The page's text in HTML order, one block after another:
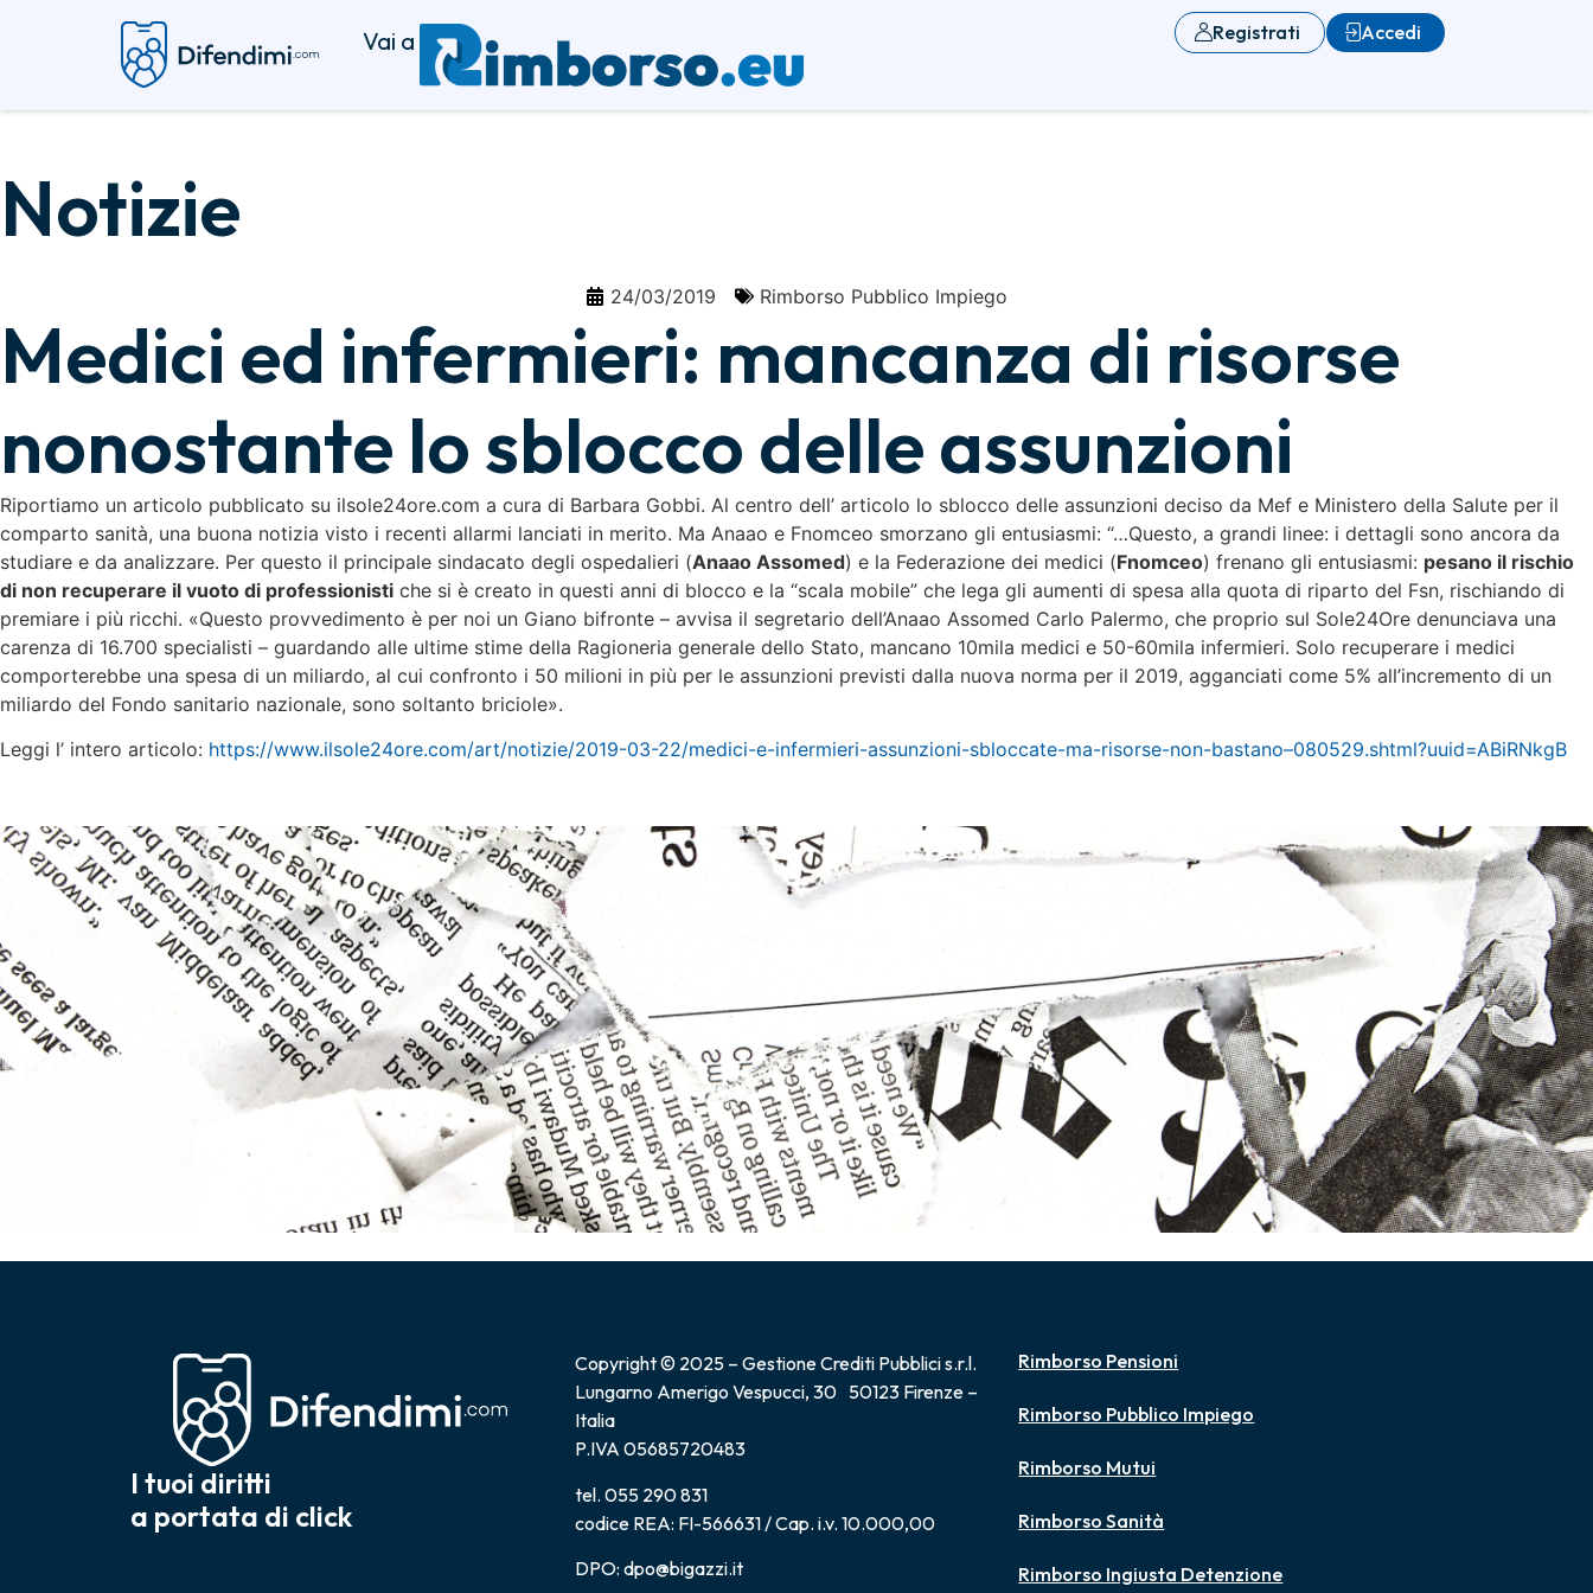
Vai a Accedi
Registrati
Notizie
24/03/2019 Rimborso Pubblico Impiego
Medici ed infermieri: mancanza di risorse
nonostante lo sblocco delle assunzioni
Riportiamo un articolo pubblicato su ilsole24ore.com a cura di Barbara Gobbi. Al centro dell’ articolo lo sblocco delle assunzioni deciso da Mef e Ministero della Salute per il
comparto sanità, una buona notizia visto i recenti allarmi lanciati in merito. Ma Anaao e Fnomceo smorzano gli entusiasmi: “…Questo, a grandi linee: i dettagli sono ancora da
studiare e da analizzare. Per questo il principale sindacato degli ospedalieri (Anaao Assomed) e la Federazione dei medici (Fnomceo) frenano gli entusiasmi: pesano il rischio
di non recuperare il vuoto di professionisti che si è creato in questi anni di blocco e la “scala mobile” che lega gli aumenti di spesa alla quota di riparto del Fsn, rischiando di
premiare i più ricchi. «Questo provvedimento è per noi un Giano bifronte – avvisa il segretario dell’Anaao Assomed Carlo Palermo, che proprio sul Sole24Ore denunciava una
carenza di 16.700 specialisti – guardando alle ultime stime della Ragioneria generale dello Stato, mancano 10mila medici e 50-60mila infermieri. Solo recuperare i medici
comporterebbe una spesa di un miliardo, al cui confronto i 50 milioni in più per le assunzioni previsti dalla nuova norma per il 2019, agganciati come 5% all’incremento di un
miliardo del Fondo sanitario nazionale, sono soltanto briciole».
Leggi l’ intero articolo: https://www.ilsole24ore.com/art/notizie/2019-03-22/medici-e-infermieri-assunzioni-sbloccate-ma-risorse-non-bastano–080529.shtml?uuid=ABiRNkgB
I tuoi diritti
a portata di click
Copyright © 2025 – Gestione Crediti Pubblici s.r.l.
Lungarno Amerigo Vespucci, 30 50123 Firenze –
Italia
P.IVA 05685720483
tel. 055 290 831
codice REA: FI-566631 / Cap. i.v. 10.000,00
DPO: dpo@bigazzi.it
Rimborso Pensioni
Rimborso Pubblico Impiego
Rimborso Mutui
Rimborso Sanità
Rimborso Ingiusta Detenzione